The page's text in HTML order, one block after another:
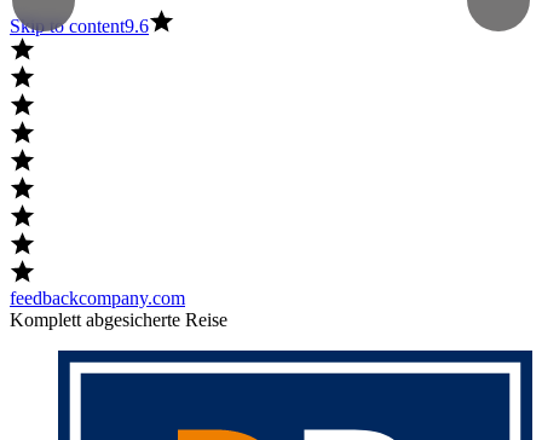
Skip to content9.6
feedbackcompany.com
Komplett abgesicherte Reise